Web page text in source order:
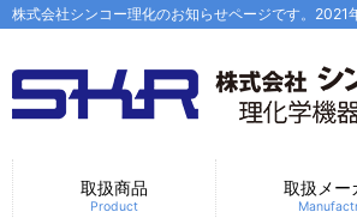
株式会社シンコー理化のお知らせページです。2021
取扱商品
Product
取扱メー